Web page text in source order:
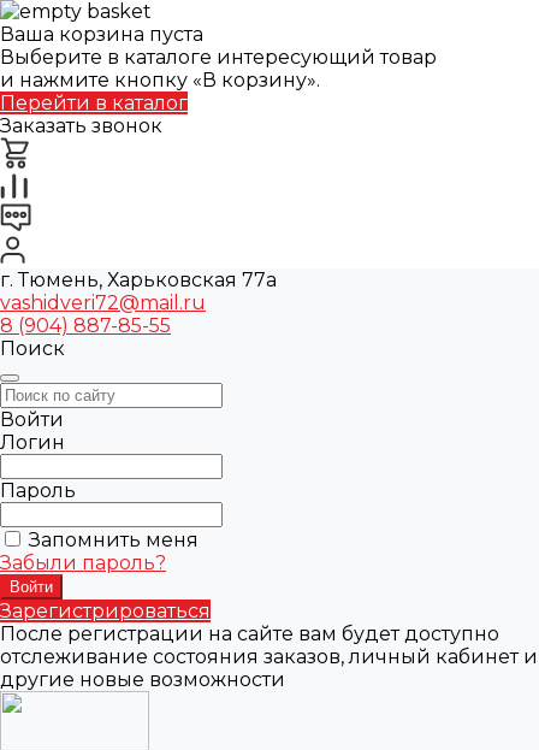
Ваша корзина пуста
Выберите в каталоге интересующий товар
и нажмите кнопку «В корзину».
Перейти в каталог
Заказать звонок
г. Тюмень, Харьковская 77а
vashidveri72@mail.ru
8 (904) 887-85-55
Поиск
Войти
Логин
Пароль
Запомнить меня
Забыли пароль?
Зарегистрироваться
После регистрации на сайте вам будет доступно
отслеживание состояния заказов, личный кабинет и
другие новые возможности